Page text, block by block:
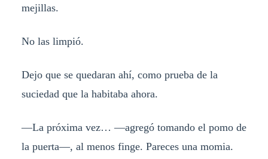
mejillas.
No las limpió.
Dejo que se quedaran ahí, como prueba de la
suciedad que la habitaba ahora.
—La próxima vez… —agregó tomando el pomo de
la puerta—, al menos finge. Pareces una momia.